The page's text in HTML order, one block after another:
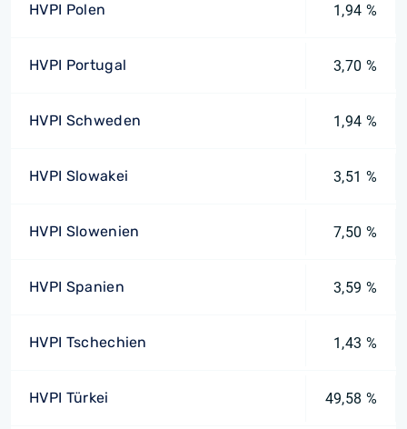
HVPI Polen 1,94 %
HVPI Portugal 3,70 %
HVPI Schweden 1,94 %
HVPI Slowakei 3,51 %
HVPI Slowenien 7,50 %
HVPI Spanien 3,59 %
HVPI Tschechien 1,43 %
HVPI Türkei 49,58 %